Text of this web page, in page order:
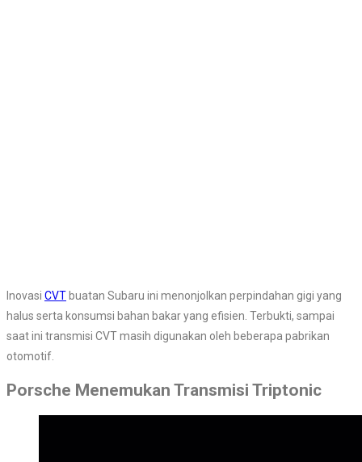
Inovasi CVT buatan Subaru ini menonjolkan perpindahan gigi yang
halus serta konsumsi bahan bakar yang efisien. Terbukti, sampai
saat ini transmisi CVT masih digunakan oleh beberapa pabrikan
otomotif.
Porsche Menemukan Transmisi Triptonic